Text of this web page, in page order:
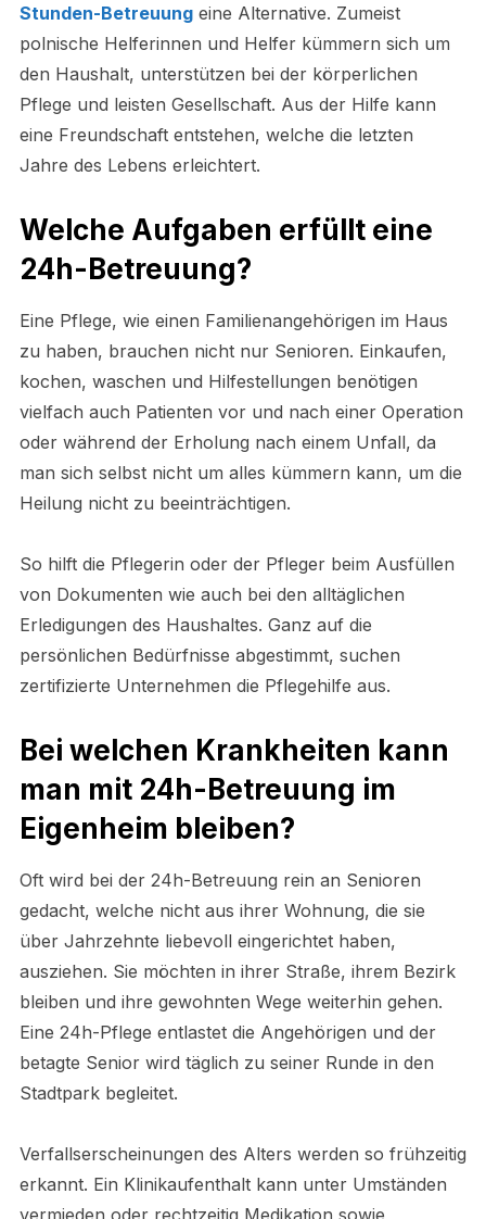
Stunden-Betreuungeine Alternative. Zumeist
polnische Helferinnen und Helfer kümmern sich um
den Haushalt, unterstützen bei der körperlichen
Pflege und leisten Gesellschaft. Aus der Hilfe kann
eine Freundschaft entstehen, welche die letzten
Jahre des Lebens erleichtert.
Welche Aufgaben erfüllt eine
24h-Betreuung?
Eine Pflege, wie einen Familienangehörigen im Haus
zu haben, brauchen nicht nur Senioren. Einkaufen,
kochen, waschen und Hilfestellungen benötigen
vielfach auch Patienten vor und nach einer Operation
oder während der Erholung nach einem Unfall, da
man sich selbst nicht um alles kümmern kann, um die
Heilung nicht zu beeinträchtigen.
So hilft die Pflegerin oder der Pfleger beim Ausfüllen
von Dokumenten wie auch bei den alltäglichen
Erledigungen des Haushaltes. Ganz auf die
persönlichen Bedürfnisse abgestimmt, suchen
zertifizierte Unternehmen die Pflegehilfe aus.
Bei welchen Krankheiten kann
man mit 24h-Betreuung im
Eigenheim bleiben?
Oft wird bei der 24h-Betreuung rein an Senioren
gedacht, welche nicht aus ihrer Wohnung, die sie
über Jahrzehnte liebevoll eingerichtet haben,
ausziehen. Sie möchten in ihrer Straße, ihrem Bezirk
bleiben und ihre gewohnten Wege weiterhin gehen.
Eine 24h-Pflege entlastet die Angehörigen und der
betagte Senior wird täglich zu seiner Runde in den
Stadtpark begleitet.
Verfallserscheinungen des Alters werden so frühzeitig
erkannt. Ein Klinikaufenthalt kann unter Umständen
vermieden oder rechtzeitig Medikation sowie